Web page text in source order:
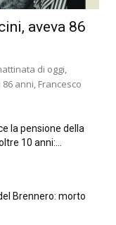
aveva 86
di oggi,
anni, Francesco
la pensione della
10 anni:...
Brennero: morto